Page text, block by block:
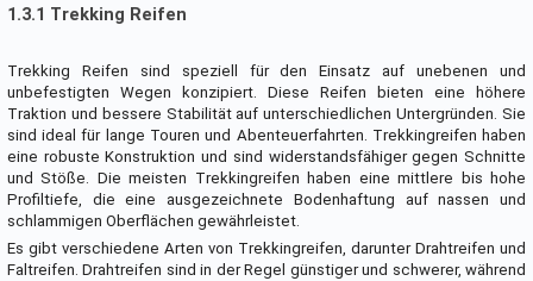
1.3.1 Trekking Reifen
Trekking Reifen sind speziell für den Einsatz auf unebenen und
unbefestigten Wegen konzipiert. Diese Reifen bieten eine höhere
Traktion und bessere Stabilität auf unterschiedlichen Untergründen. Sie
sind ideal für lange Touren und Abenteuerfahrten. Trekkingreifen haben
eine robuste Konstruktion und sind widerstandsfähiger gegen Schnitte
und Stöße. Die meisten Trekkingreifen haben eine mittlere bis hohe
Profiltiefe, die eine ausgezeichnete Bodenhaftung auf nassen und
schlammigen Oberflächen gewährleistet.
Es gibt verschiedene Arten von Trekkingreifen, darunter Drahtreifen und
Faltreifen. Drahtreifen sind in der Regel günstiger und schwerer, während